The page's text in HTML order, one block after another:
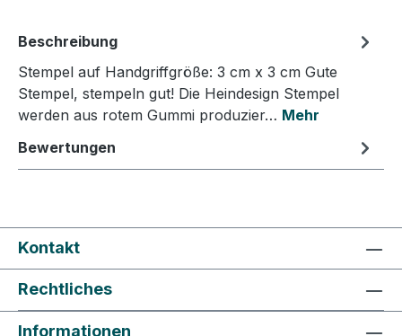
Beschreibung
Stempel auf Handgriffgröße: 3 cm x 3 cm Gute
Stempel, stempeln gut! Die Heindesign Stempel
werden aus rotem Gummi produzier… Mehr
Bewertungen
Kontakt
Rechtliches
Informationen